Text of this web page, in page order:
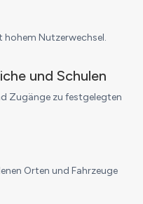
hohem Nutzerwechsel.
und Schulen
Zugänge zu festgelegten
Orten und Fahrzeuge